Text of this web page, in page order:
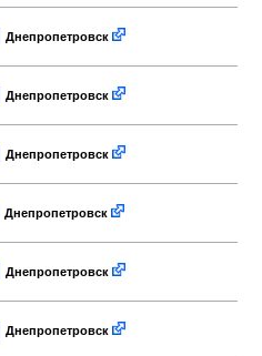
Днепропетровск
Днепропетровск
Днепропетровск
Днепропетровск
Днепропетровск
Днепропетровск